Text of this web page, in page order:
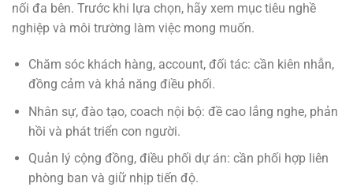
nối đa bên. Trước khi lựa chọn, hãy xem mục tiêu nghề
nghiệp và môi trường làm việc mong muốn.
Chăm sóc khách hàng, account, đối tác: cần kiên nhẫn,
đồng cảm và khả năng điều phối.
Nhân sự, đào tạo, coach nội bộ: đề cao lắng nghe, phản
hồi và phát triển con người.
Quản lý cộng đồng, điều phối dự án: cần phối hợp liên
phòng ban và giữ nhịp tiến độ.